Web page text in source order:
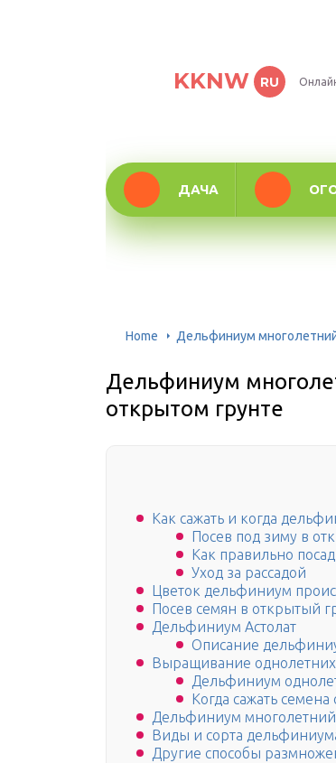
KKNW RU
ДАЧА
Home Дельфиниум
Дельфиниум
открытом грунте
Как сажать и когда
Посев под зиму в
Как правильно
Уход за рассадой
Цветок дельфиниум
Посев семян в открытый
Дельфиниум Астолат
Описание
Выращивание
Дельфиниум
Когда сажать
Дельфиниум
Виды и сорта
Другие способы